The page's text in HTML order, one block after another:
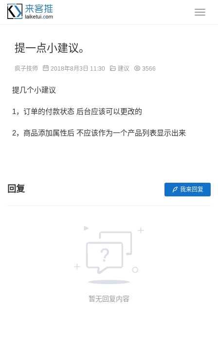
提一点小建议。
疯子技师 2018年8月3日 11:30 建议 3566
提几个小建议
1，订单的付款状态 后台应该可以更改的
2，商品添加属性后 不应该作为一个产品列表显示出来
回复 我来回复
暂无回复内容